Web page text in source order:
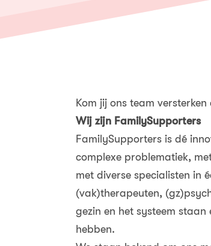
Kom jij ons team
Wij zijn FamilySupporters
FamilySupporters is dé
complexe problematiek,
met diverse specialisten in
(vak)therapeuten,
gezin en het systeem
hebben.